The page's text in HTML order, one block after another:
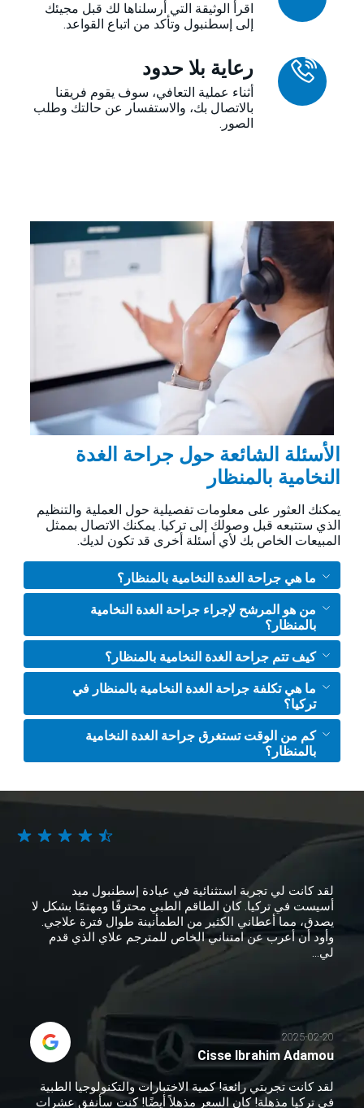
اقرأ الوثيقة التي أرسلناها لك قبل مجيئك
إلى إسطنبول وتأكد من اتباع القواعد.
رعاية بلا حدود
أثناء عملية التعافي، سوف يقوم فريقنا
بالاتصال بك، والاستفسار عن حالتك وطلب
الصور.
الأسئلة الشائعة حول جراحة الغدة
النخامية بالمنظار
يمكنك العثور على معلومات تفصيلية حول العملية والتنظيم
الذي ستتبعه قبل وصولك إلى تركيا. يمكنك الاتصال بممثل
المبيعات الخاص بك لأي أسئلة أخرى قد تكون لديك.
ما هي جراحة الغدة النخامية بالمنظار؟
من هو المرشح لإجراء جراحة الغدة النخامية
بالمنظار؟
كيف تتم جراحة الغدة النخامية بالمنظار؟
ما هي تكلفة جراحة الغدة النخامية بالمنظار في
تركيا؟
كم من الوقت تستغرق جراحة الغدة النخامية
بالمنظار؟
لقد كانت لي تجربة استثنائية في عيادة إسطنبول ميد
أسيست في تركيا. كان الطاقم الطبي محترفًا ومهتمًا بشكل لا
يصدق، مما أعطاني الكثير من الطمأنينة طوال فترة علاجي.
وأود أن أعرب عن امتناني الخاص للمترجم علاي الذي قدم
لي...
2025-02-20
Cisse Ibrahim Adamou
لقد كانت تجربتي رائعة! كمية الاختبارات والتكنولوجيا الطبية
في تركيا مذهلة! كان السعر مذهلاً أيضًا! كنت سأنفق عشرات